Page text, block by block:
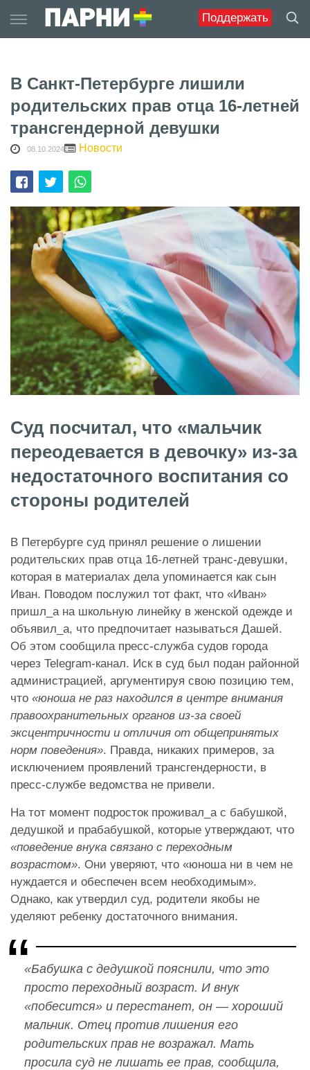
Поддержать
to
content
В Санкт-Петербурге лишили
родительских прав отца 16-летней
трансгендерной девушки
08.10.2024 Новости
Суд посчитал, что «мальчик
переодевается в девочку» из-за
недостаточного воспитания со
стороны родителей
В Петербурге суд принял решение о лишении
родительских прав отца 16-летней транс-девушки,
которая в материалах дела упоминается как сын
Иван. Поводом послужил тот факт, что «Иван»
пришл_а на школьную линейку в женской одежде и
объявил_а, что предпочитает называться Дашей.
Об этом сообщила пресс-служба судов города
через Telegram-канал. Иск в суд был подан районной
администрацией, аргументируя свою позицию тем,
что «юноша не раз находился в центре внимания
правоохранительных органов из-за своей
эксцентричности и отличия от общепринятых
норм поведения». Правда, никаких примеров, за
исключением проявлений трансгендерности, в
пресс-службе ведомства не привели.
На тот момент подросток проживал_а с бабушкой,
дедушкой и прабабушкой, которые утверждают, что
«поведение внука связано с переходным
возрастом». Они уверяют, что «юноша ни в чем не
нуждается и обеспечен всем необходимым».
Однако, как утвердил суд, родители якобы не
уделяют ребенку достаточного внимания.
«Бабушка с дедушкой пояснили, что это
просто переходный возраст. И внук
«побесится» и перестанет, он — хороший
мальчик. Отец против лишения его
родительских прав не возражал. Мать
просила суд не лишать ее прав, сообщила,